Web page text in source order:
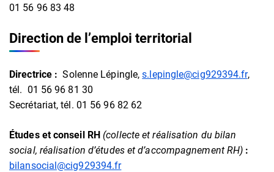
01 56 96 83 48
Direction de l’emploi territorial
Directrice : Solenne Lépingle,s.lepingle@cig929394.fr,
tél. 01 56 96 81 30
Secrétariat, tél. 01 56 96 82 62
Études et conseil RH (collecte et réalisation du bilan
social, réalisation d’études et d’accompagnement RH) :
bilansocial@cig929394.fr